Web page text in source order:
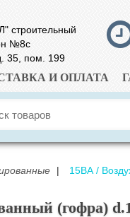
строительный
№8с
35, пом. 199
И ОПЛАТА
| 15ВА /
(гофра)